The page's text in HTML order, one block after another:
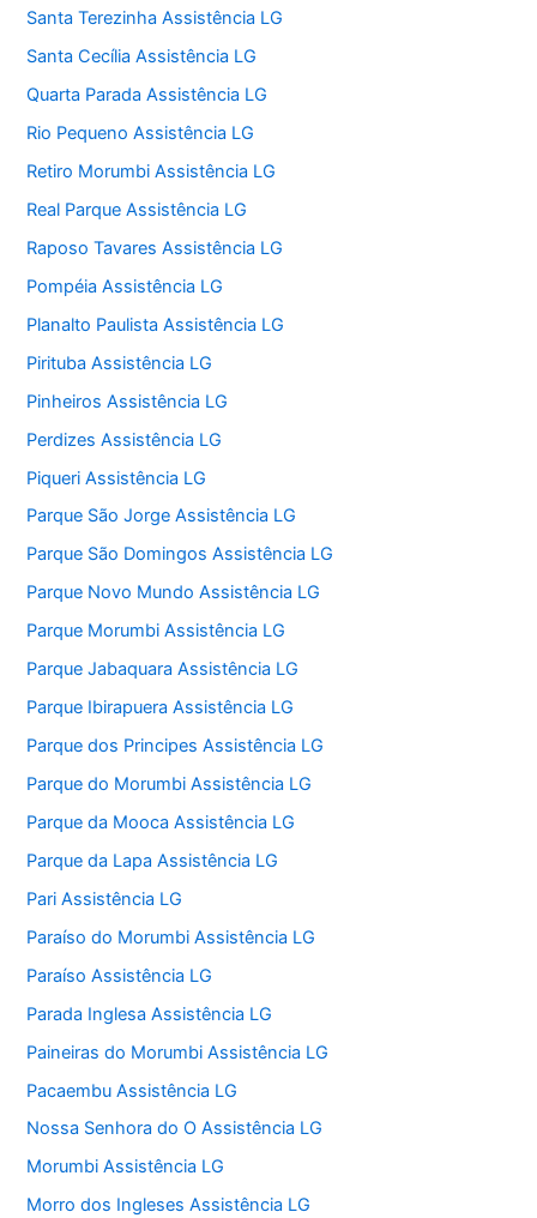
Santa Terezinha Assistência LG
Santa Cecília Assistência LG
Quarta Parada Assistência LG
Rio Pequeno Assistência LG
Retiro Morumbi Assistência LG
Real Parque Assistência LG
Raposo Tavares Assistência LG
Pompéia Assistência LG
Planalto Paulista Assistência LG
Pirituba Assistência LG
Pinheiros Assistência LG
Perdizes Assistência LG
Piqueri Assistência LG
Parque São Jorge Assistência LG
Parque São Domingos Assistência LG
Parque Novo Mundo Assistência LG
Parque Morumbi Assistência LG
Parque Jabaquara Assistência LG
Parque Ibirapuera Assistência LG
Parque dos Principes Assistência LG
Parque do Morumbi Assistência LG
Parque da Mooca Assistência LG
Parque da Lapa Assistência LG
Pari Assistência LG
Paraíso do Morumbi Assistência LG
Paraíso Assistência LG
Parada Inglesa Assistência LG
Paineiras do Morumbi Assistência LG
Pacaembu Assistência LG
Nossa Senhora do O Assistência LG
Morumbi Assistência LG
Morro dos Ingleses Assistência LG